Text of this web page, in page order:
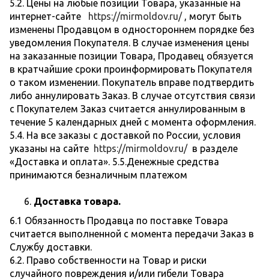
5.2. Цены на любые позиции Товара, указанные на
интернет-сайте
https://mirmoldov.ru/, могут быть
изменены Продавцом в одностороннем порядке без
уведомления Покупателя. В случае изменения цены
на заказанные позиции Товара, Продавец обязуется
в кратчайшие сроки проинформировать Покупателя
о таком изменении. Покупатель вправе подтвердить
либо аннулировать Заказ. В случае отсутствия связи
с Покупателем Заказ считается аннулированным в
течение 5 календарных дней с момента оформления.
5.4. На все заказы с доставкой по России, условия
указаны на сайте https://mirmoldov.ru/в разделе
«Доставка и оплата». 5.5.Денежные средства
принимаются безналичным платежом
Доставка товара.
6.1 Обязанность Продавца по поставке Товара
считается выполненной с момента передачи Заказ в
Службу доставки.
6.2. Право собственности на Товар и риски
случайного повреждения и/или гибели Товара